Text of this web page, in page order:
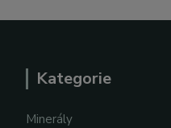
Kategorie
Minerály